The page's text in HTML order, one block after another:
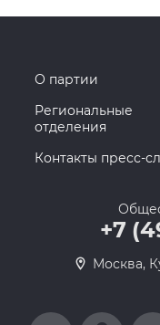
О партии
Региональные
отделения
Контакты пресс-
+7
Москва,